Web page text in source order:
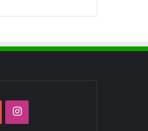
Instagram